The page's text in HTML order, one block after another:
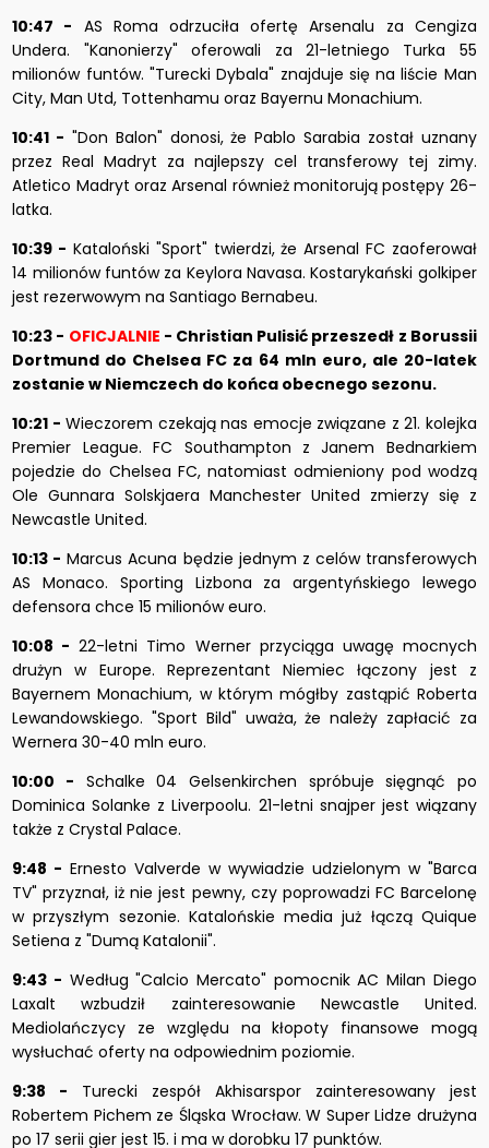
10:47 - AS Roma odrzuciła ofertę Arsenalu za Cengiza
Undera. "Kanonierzy" oferowali za 21-letniego Turka 55
milionów funtów. "Turecki Dybala" znajduje się na liście Man
City, Man Utd, Tottenhamu oraz Bayernu Monachium.
10:41 - "Don Balon" donosi, że Pablo Sarabia został uznany
przez Real Madryt za najlepszy cel transferowy tej zimy.
Atletico Madryt oraz Arsenal również monitorują postępy 26-
latka.
10:39 - Kataloński "Sport" twierdzi, że Arsenal FC zaoferował
14 milionów funtów za Keylora Navasa. Kostarykański golkiper
jest rezerwowym na Santiago Bernabeu.
10:23 - OFICJALNIE - Christian Pulisić przeszedł z Borussii
Dortmund do Chelsea FC za 64 mln euro, ale 20-latek
zostanie w Niemczech do końca obecnego sezonu.
10:21 - Wieczorem czekają nas emocje związane z 21. kolejka
Premier League. FC Southampton z Janem Bednarkiem
pojedzie do Chelsea FC, natomiast odmieniony pod wodzą
Ole Gunnara Solskjaera Manchester United zmierzy się z
Newcastle United.
10:13 - Marcus Acuna będzie jednym z celów transferowych
AS Monaco. Sporting Lizbona za argentyńskiego lewego
defensora chce 15 milionów euro.
10:08 - 22-letni Timo Werner przyciąga uwagę mocnych
drużyn w Europe. Reprezentant Niemiec łączony jest z
Bayernem Monachium, w którym mógłby zastąpić Roberta
Lewandowskiego. "Sport Bild" uważa, że należy zapłacić za
Wernera 30-40 mln euro.
10:00 - Schalke 04 Gelsenkirchen spróbuje sięgnąć po
Dominica Solanke z Liverpoolu. 21-letni snajper jest wiązany
także z Crystal Palace.
9:48 - Ernesto Valverde w wywiadzie udzielonym w "Barca
TV" przyznał, iż nie jest pewny, czy poprowadzi FC Barcelonę
w przyszłym sezonie. Katalońskie media już łączą Quique
Setiena z "Dumą Katalonii".
9:43 - Według "Calcio Mercato" pomocnik AC Milan Diego
Laxalt wzbudził zainteresowanie Newcastle United.
Mediolańczycy ze względu na kłopoty finansowe mogą
wysłuchać oferty na odpowiednim poziomie.
9:38 - Turecki zespół Akhisarspor zainteresowany jest
Robertem Pichem ze Śląska Wrocław. W Super Lidze drużyna
po 17 serii gier jest 15. i ma w dorobku 17 punktów.